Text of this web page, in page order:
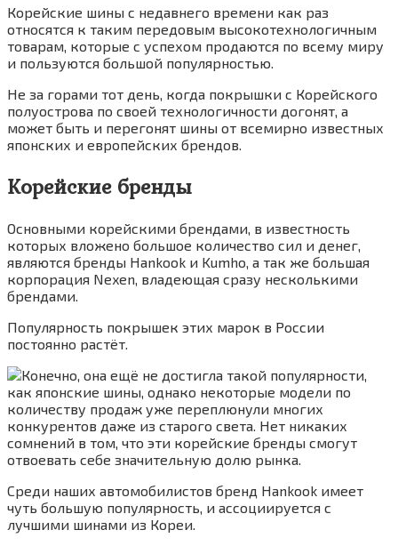
Корейские шины с недавнего времени как раз
относятся к таким передовым высокотехнологичным
товарам, которые с успехом продаются по всему миру
и пользуются большой популярностью.
Не за горами тот день, когда покрышки с Корейского
полуострова по своей технологичности догонят, а
может быть и перегонят шины от всемирно известных
японских и европейских брендов.
Корейские бренды
Основными корейскими брендами, в известность
которых вложено большое количество сил и денег,
являются бренды Hankook и Kumho, а так же большая
корпорация Nexen, владеющая сразу несколькими
брендами.
Популярность покрышек этих марок в России
постоянно растёт.
Конечно, она ещё не достигла такой популярности,
как японские шины, однако некоторые модели по
количеству продаж уже переплюнули многих
конкурентов даже из старого света. Нет никаких
сомнений в том, что эти корейские бренды смогут
отвоевать себе значительную долю рынка.
Среди наших автомобилистов бренд Hankook имеет
чуть большую популярность, и ассоциируется с
лучшими шинами из Кореи.